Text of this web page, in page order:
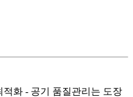
화 - 공기 품질관리는 도장